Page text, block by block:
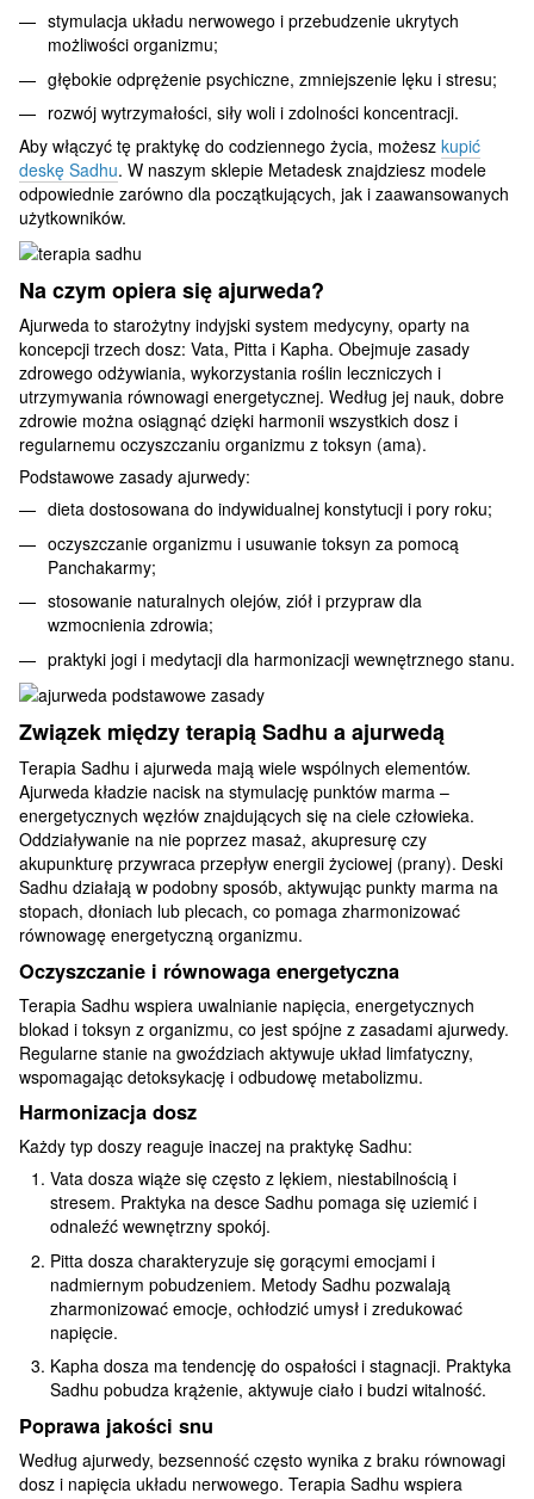
stymulacja układu nerwowego i przebudzenie ukrytych
możliwości organizmu;
głębokie odprężenie psychiczne, zmniejszenie lęku i stresu;
rozwój wytrzymałości, siły woli i zdolności koncentracji.
Aby włączyć tę praktykę do codziennego życia, możesz kupić
deskę Sadhu. W naszym sklepie Metadesk znajdziesz modele
odpowiednie zarówno dla początkujących, jak i zaawansowanych
użytkowników.
Na czym opiera się ajurweda?
Ajurweda to starożytny indyjski system medycyny, oparty na
koncepcji trzech dosz: Vata, Pitta i Kapha. Obejmuje zasady
zdrowego odżywiania, wykorzystania roślin leczniczych i
utrzymywania równowagi energetycznej. Według jej nauk, dobre
zdrowie można osiągnąć dzięki harmonii wszystkich dosz i
regularnemu oczyszczaniu organizmu z toksyn (ama).
Podstawowe zasady ajurwedy:
dieta dostosowana do indywidualnej konstytucji i pory roku;
oczyszczanie organizmu i usuwanie toksyn za pomocą
Panchakarmy;
stosowanie naturalnych olejów, ziół i przypraw dla
wzmocnienia zdrowia;
praktyki jogi i medytacji dla harmonizacji wewnętrznego stanu.
Związek między terapią Sadhu a ajurwedą
Terapia Sadhu i ajurweda mają wiele wspólnych elementów.
Ajurweda kładzie nacisk na stymulację punktów marma –
energetycznych węzłów znajdujących się na ciele człowieka.
Oddziaływanie na nie poprzez masaż, akupresurę czy
akupunkturę przywraca przepływ energii życiowej (prany). Deski
Sadhu działają w podobny sposób, aktywując punkty marma na
stopach, dłoniach lub plecach, co pomaga zharmonizować
równowagę energetyczną organizmu.
Oczyszczanie i równowaga energetyczna
Terapia Sadhu wspiera uwalnianie napięcia, energetycznych
blokad i toksyn z organizmu, co jest spójne z zasadami ajurwedy.
Regularne stanie na gwoździach aktywuje układ limfatyczny,
wspomagając detoksykację i odbudowę metabolizmu.
Harmonizacja dosz
Każdy typ doszy reaguje inaczej na praktykę Sadhu:
Vata dosza wiąże się często z lękiem, niestabilnością i
stresem. Praktyka na desce Sadhu pomaga się uziemić i
odnaleźć wewnętrzny spokój.
Pitta dosza charakteryzuje się gorącymi emocjami i
nadmiernym pobudzeniem. Metody Sadhu pozwalają
zharmonizować emocje, ochłodzić umysł i zredukować
napięcie.
Kapha dosza ma tendencję do ospałości i stagnacji. Praktyka
Sadhu pobudza krążenie, aktywuje ciało i budzi witalność.
Poprawa jakości snu
Według ajurwedy, bezsenność często wynika z braku równowagi
dosz i napięcia układu nerwowego. Terapia Sadhu wspiera